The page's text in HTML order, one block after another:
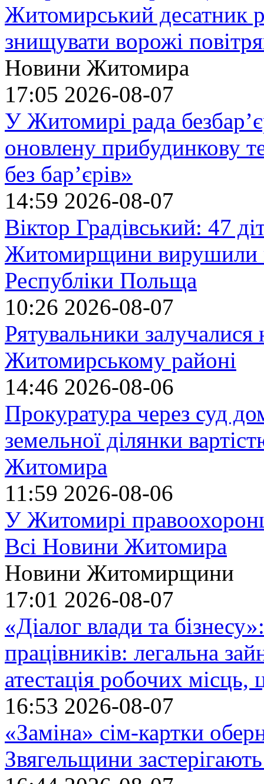
Житомирський десатник
знищувати ворожі
Новини Житомира
17:05 2026-08-07
У Житомирі рада
оновлену прибудинкову
без бар’єрів»
14:59 2026-08-07
Віктор Градівський: 47
Житомирщини вирушили
Республіки Польща
10:26 2026-08-07
Рятувальники
Житомирському районі
14:46 2026-08-06
Прокуратура через суд
земельної ділянки
Житомира
11:59 2026-08-06
У Житомирі
Всі Новини Житомира
Новини Житомирщини
17:01 2026-08-07
«Діалог влади та
працівників: легальна
атестація робочих місць,
16:53 2026-08-07
«Заміна» сім-картки
Звягельщини